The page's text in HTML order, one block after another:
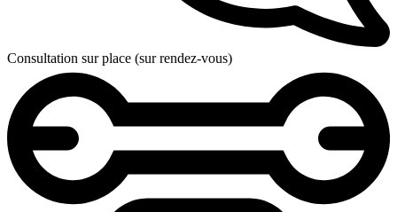
Consultation sur place (sur rendez-vous)